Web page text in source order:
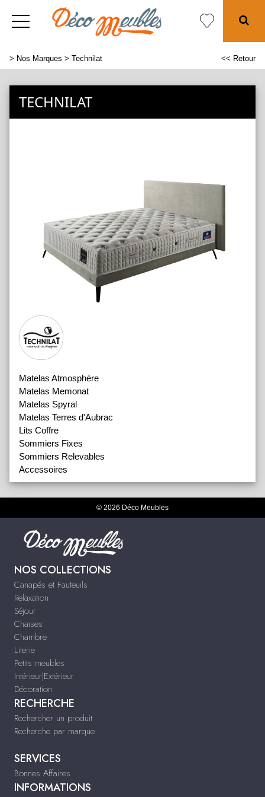
> Nos Marques > Technilat << Retour
TECHNILAT
Matelas Atmosphère
Matelas Memonat
Matelas Spyral
Matelas Terres d'Aubrac
Lits Coffre
Sommiers Fixes
Sommiers Relevables
Accessoires
© 2026 Déco Meubles
NOS COLLECTIONS
Canapés et Fauteuils
Relaxation
Séjour
Chaises
Chambre
Literie
Petits meubles
Intérieur|Extérieur
Décoration
RECHERCHE
Rechercher un produit
Recherche par marque
SERVICES
Bonnes Affaires
INFORMATIONS